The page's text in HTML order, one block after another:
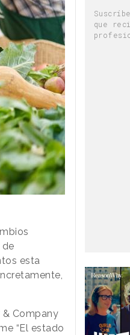
de
esta
& Company
“El estado
que